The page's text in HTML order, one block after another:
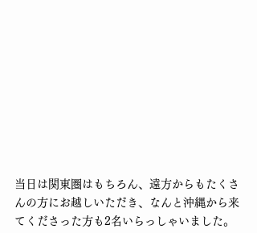
当日は関東圏はもちろん、遠方からもたくさ
んの方にお越しいただき、なんと沖縄から来
てくださった方も2名いらっしゃいました。